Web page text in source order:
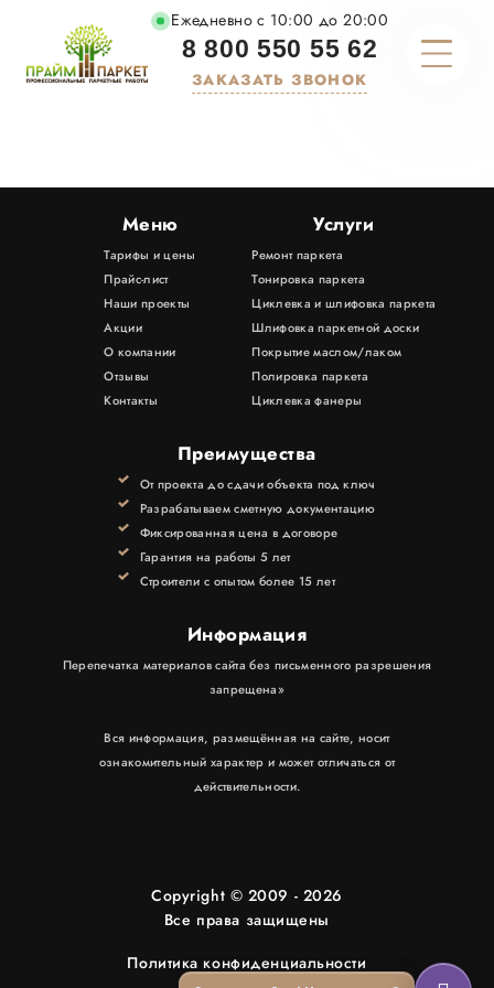
Ежедневно с 10:00 до 20:00
8 800 550 55 62
ЗАКАЗАТЬ ЗВОНОК
ТАРИФЫ И ЦЕНЫ
УСЛУГИ
МАТЕРИАЛЫ
ПОРТФОЛИО
КОНТАКТЫ
Меню
Тарифы и цены
Прайс-лист
Наши проекты
Акции
О компании
Отзывы
Контакты
Услуги
Ремонт паркета
Тонировка паркета
Циклевка и шлифовка паркета
Шлифовка паркетной доски
Покрытие маслом/лаком
Полировка паркета
Циклевка фанеры
Преимущества
От проекта до сдачи объекта под ключ
Разрабатываем сметную документацию
Фиксированная цена в договоре
Гарантия на работы 5 лет
Строители с опытом более 15 лет
Информация
Перепечатка материалов сайта без письменного разрешения
запрещена»
Вся информация, размещённая на сайте, носит
ознакомительный характер и может отличаться от
действительности.
Copyright © 2009 - 2026
Все права защищены
Политика конфиденциальности